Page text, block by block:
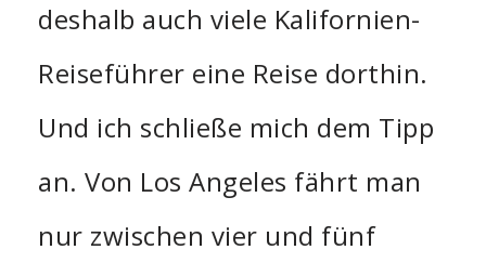
deshalb auch viele Kalifornien-
Reiseführer eine Reise dorthin.
Und ich schließe mich dem Tipp
an. Von Los Angeles fährt man
nur zwischen vier und fünf